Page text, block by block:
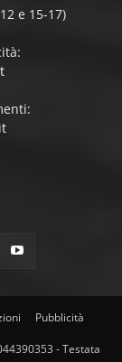
e 15-17)
Pubblicità
- Testata